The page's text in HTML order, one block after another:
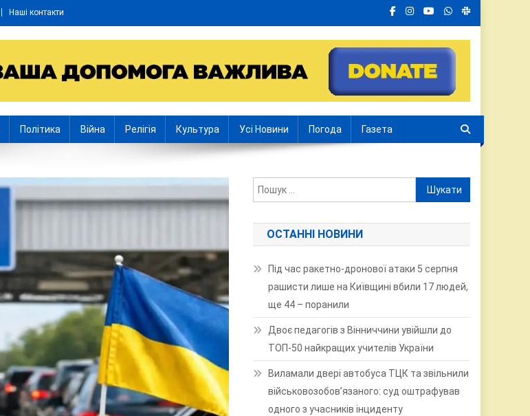
Наші контакти
Політика Війна Релігія Культура Усі Новини Погода Газета
Пошук:
ОСТАННІ НОВИНИ
Під час ракетно-дронової атаки 5 серпня
рашисти лише на Київщині вбили 17 людей,
ще 44 – поранили
Двоє педагогів з Вінниччини увійшли до
ТОП-50 найкращих учителів України
Виламали двері автобуса ТЦК та звільнили
військовозобов’язаного: суд оштрафував
одного з учасників інциденту